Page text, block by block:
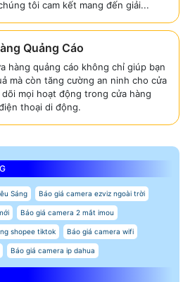
tôi cam kết mang đến giải...
Quảng Cáo
hàng quảng cáo không chỉ giúp bạn
mà còn tăng cường an ninh cho cửa
mọi hoạt động trong cửa hàng
thoại di động.
Sáng Báo giá camera ezviz ngoài trời
Báo giá camera 2 mắt imou
shopee tiktok Báo giá camera wifi
Báo giá camera ip dahua